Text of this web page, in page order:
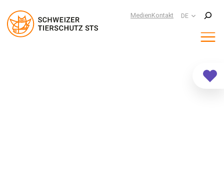
MedienKontakt DE
Suchen